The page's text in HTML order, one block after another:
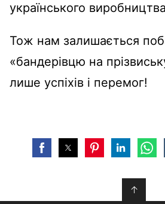
українського
Тож нам залишається
«бандерівцю на
лише успіхів і перемог!
↑